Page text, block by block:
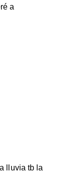
a
lluvia tb la